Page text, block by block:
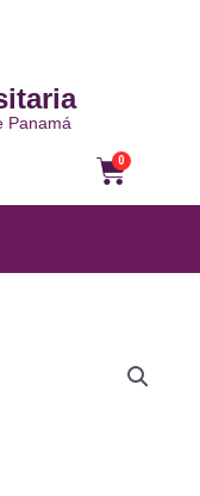
Panamá
0